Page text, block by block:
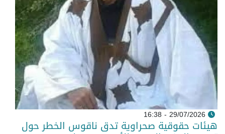
29/07/2026 - 16:38
هيئات حقوقية صحراوية تدق ناقوس الخطر حول